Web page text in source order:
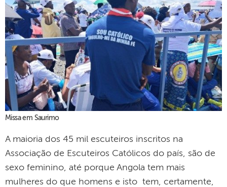
Missa em Saurimo
A maioria dos 45 mil escuteiros inscritos na
Associação de Escuteiros Católicos do país, são de
sexo feminino, até porque Angola tem mais
mulheres do que homens e isto tem, certamente,